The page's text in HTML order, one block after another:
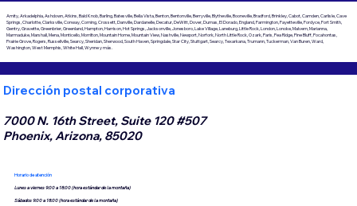
Amity, Arkadelphia, Ashdown, Atkins, Bald Knob, Barling, Batesville, Bella Vista, Benton, Bentonville, Berryville, Blytheville, Booneville, Bradford, Brinkley, Cabot, Camden, Carlisle, Cave
Springs, Charlotte, Clarksville, Conway, Corning, Crossett, Danville, Dardanelle, Decatur, DeWitt, Dover, Dumas, El Dorado, England, Farmington, Fayetteville, Fordyce, Fort Smith,
Gentry, Gravette, Greenbrier, Greenland, Hampton, Harrison, Hot Springs, Jacksonville, Jonesboro, Lake Village, Laneburg, Little Rock, London, Lonoke, Malvern, Marianna,
Marmaduke, Marshall, Mena, Monticello, Morrilton, Mountain Home, Mountain View, Nashville, Newport, Norfork, North Little Rock, Ozark, Paris, Pea Ridge, Pine Bluff, Pocahontas,
Prairie Grove, Rogers, Russellville, Searcy, Sheridan, Sherwood, South Haven, Springdale, Star City, Stuttgart, Searcy, Texarkana, Trumann, Tuckerman, Van Buren, Ward,
Washington, West Memphis, White Hall, Wynne y más.
Dirección postal corporativa
7000 N. 16th Street, Suite 120 #507
Phoenix, Arizona, 85020
Horario de atención
Lunes a viernes 9:00 a 18:00 (hora estándar de la montaña)
Sábados 9:00 a 18:00 (hora estándar de la montaña)